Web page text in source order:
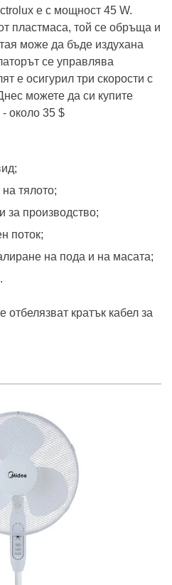
е с мощност 45 W.
пластмаса, той се обръща и
може да бъде издухана
се управлява
е осигурил три скорости с
можете да си купите
около 35 $
тялото;
за производство;
поток;
на пода и на масата;
отбелязват кратък кабел за